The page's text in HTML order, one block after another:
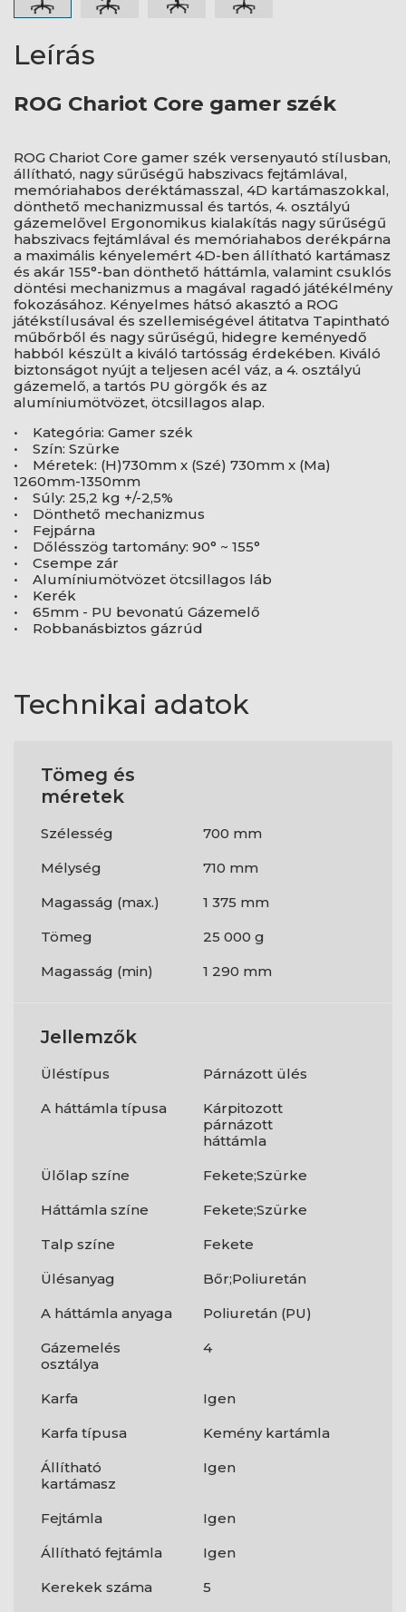
Leírás
ROG Chariot Core gamer szék
ROG Chariot Core gamer szék versenyautó stílusban,
állítható, nagy sűrűségű habszivacs fejtámlával,
memóriahabos deréktámasszal, 4D kartámaszokkal,
dönthető mechanizmussal és tartós, 4. osztályú
gázemelővel Ergonomikus kialakítás nagy sűrűségű
habszivacs fejtámlával és memóriahabos derékpárna
a maximális kényelemért 4D-ben állítható kartámasz
és akár 155°-ban dönthető háttámla, valamint csuklós
döntési mechanizmus a magával ragadó játékélmény
fokozásához. Kényelmes hátsó akasztó a ROG
játékstílusával és szellemiségével átitatva Tapintható
műbőrből és nagy sűrűségű, hidegre keményedő
habból készült a kiváló tartósság érdekében. Kiváló
biztonságot nyújt a teljesen acél váz, a 4. osztályú
gázemelő, a tartós PU görgők és az
alumíniumötvözet, ötcsillagos alap.
• Kategória: Gamer szék
• Szín: Szürke
• Méretek: (H)730mm x (Szé) 730mm x (Ma)
1260mm-1350mm
• Súly: 25,2 kg +/-2,5%
• Dönthető mechanizmus
• Fejpárna
• Dőlésszög tartomány: 90° ~ 155°
• Csempe zár
• Alumíniumötvözet ötcsillagos láb
• Kerék
• 65mm - PU bevonatú Gázemelő
• Robbanásbiztos gázrúd
Technikai adatok
Tömeg és
méretek
Szélesség
700 mm
Mélység
710 mm
Magasság (max.)
1 375 mm
Tömeg
25 000 g
Magasság (min)
1 290 mm
Jellemzők
Üléstípus
Párnázott ülés
A háttámla típusa
Kárpitozott
párnázott
háttámla
Ülőlap színe
Fekete;Szürke
Háttámla színe
Fekete;Szürke
Talp színe
Fekete
Ülésanyag
Bőr;Poliuretán
A háttámla anyaga
Poliuretán (PU)
Gázemelés
osztálya
4
Karfa
Igen
Karfa típusa
Kemény kartámla
Állítható
kartámasz
Igen
Fejtámla
Igen
Állítható fejtámla
Igen
Kerekek száma
5